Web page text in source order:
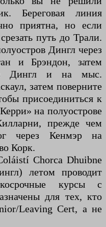
Береговая линия
приятна, но если
путь до Трали.
Дингл через
и Брэндон, затем
в Дингл и на мыс.
затем поверните
присоединиться к
на полуострове
прежде чем
через Кенмэр на
Корк.
Chorca Dhuibne
летом проводит
курсы с
для тех, кто
Leaving Cert, а не